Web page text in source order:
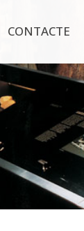
CONTACTE